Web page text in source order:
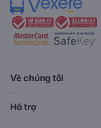
Về chúng tôi
Hỗ trợ